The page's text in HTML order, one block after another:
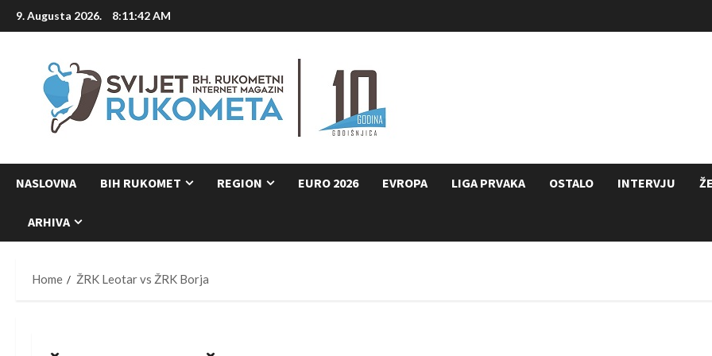
Skip
to
9. Augusta 2026. 8:11:43 AM
NASLOVNA BIH RUKOMET REGION EURO 2026 EVROPA LIGA PRVAKA OSTALO INTERVJU
ARHIVA
Home ŽRK Leotar vs ŽRK Borja